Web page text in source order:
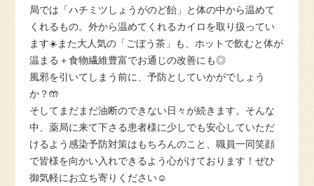
局では「ハチミツしょうがのど飴」と体の中から温めて
くれるもの。外から温めてくれるカイロを取り扱ってい
ます☀️また大人気の「ごぼう茶」も、ホットで飲むと体が
温まる＋食物繊維豊富でお通じの改善にも◎
風邪を引いてしまう前に、予防としていかがでしょう
か？🤲
そしてまだまだ油断のできない日々が続きます。そんな
中、薬局に来て下さる患者様に少しでも安心していただ
けるよう感染予防対策はもちろんのこと、職員一同笑顔
で皆様を向かい入れできるよう心がけております！ぜひ
御気軽にお立ち寄りください☺️